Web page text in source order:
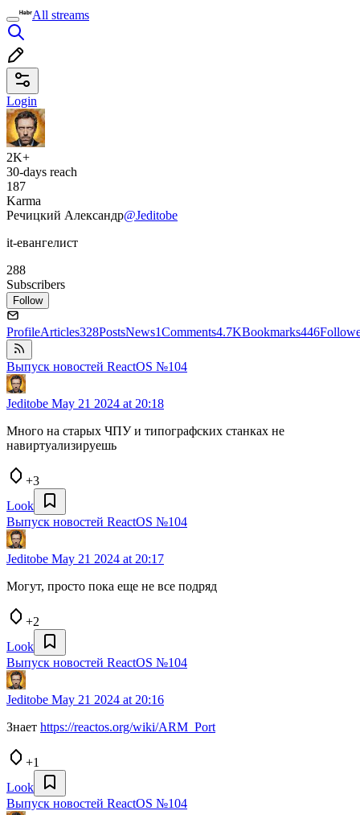
All streams
Login
2K+
30-days reach
187
Karma
Речицкий Александр@Jeditobe
it-евангелист
288
Subscribers
Follow
ProfileArticles328PostsNews1Comments4.7KBookmarks446
Выпуск новостей ReactOS №104
Jeditobe May 21 2024 at 20:18
Много на старых ЧПУ и типографских станках не
навиртуализируешь
+3
Look
Выпуск новостей ReactOS №104
Jeditobe May 21 2024 at 20:17
Могут, просто пока еще не все подряд
+2
Look
Выпуск новостей ReactOS №104
Jeditobe May 21 2024 at 20:16
Знает https://reactos.org/wiki/ARM_Port
+1
Look
Выпуск новостей ReactOS №104